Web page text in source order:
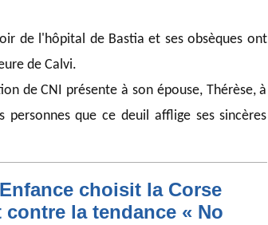
de l'hôpital de Bastia et ses obsèques ont
de Calvi.
de CNI présente à son épouse, Thérèse, à
que ce deuil afflige ses sincères
choisit la Corse
la tendance « No